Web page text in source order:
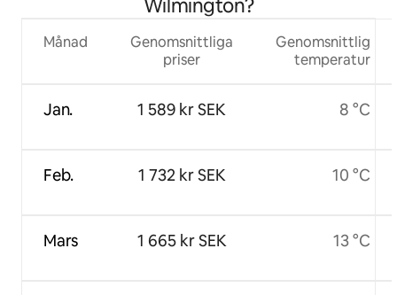
Wilmington?
Månad
Jan.
Feb.
Mars
Genomsnittliga
priser
1 589 kr SEK
1 732 kr SEK
1 665 kr SEK
Genomsnittlig
temperatur
8 °C
10 °C
13 °C